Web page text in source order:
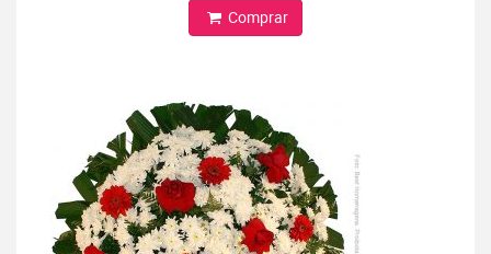
Comprar